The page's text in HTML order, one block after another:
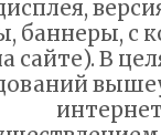
баннеры, с
сайте). В